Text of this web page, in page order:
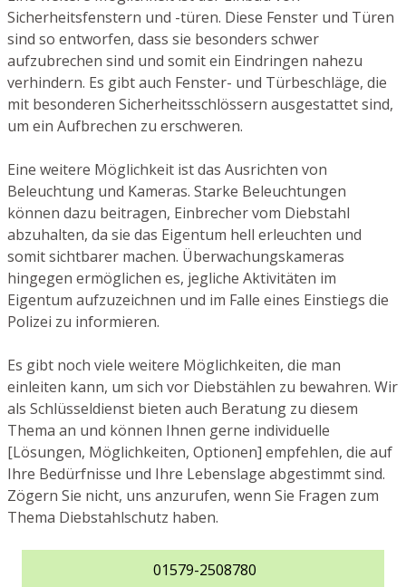
Sicherheitsfenstern und -türen. Diese Fenster und Türen
sind so entworfen, dass sie besonders schwer
aufzubrechen sind und somit ein Eindringen nahezu
verhindern. Es gibt auch Fenster- und Türbeschläge, die
mit besonderen Sicherheitsschlössern ausgestattet sind,
um ein Aufbrechen zu erschweren.
Eine weitere Möglichkeit ist das Ausrichten von
Beleuchtung und Kameras. Starke Beleuchtungen
können dazu beitragen, Einbrecher vom Diebstahl
abzuhalten, da sie das Eigentum hell erleuchten und
somit sichtbarer machen. Überwachungskameras
hingegen ermöglichen es, jegliche Aktivitäten im
Eigentum aufzuzeichnen und im Falle eines Einstiegs die
Polizei zu informieren.
Es gibt noch viele weitere Möglichkeiten, die man
einleiten kann, um sich vor Diebstählen zu bewahren. Wir
als Schlüsseldienst bieten auch Beratung zu diesem
Thema an und können Ihnen gerne individuelle
[Lösungen, Möglichkeiten, Optionen] empfehlen, die auf
Ihre Bedürfnisse und Ihre Lebenslage abgestimmt sind.
Zögern Sie nicht, uns anzurufen, wenn Sie Fragen zum
Thema Diebstahlschutz haben.
01579-2508780